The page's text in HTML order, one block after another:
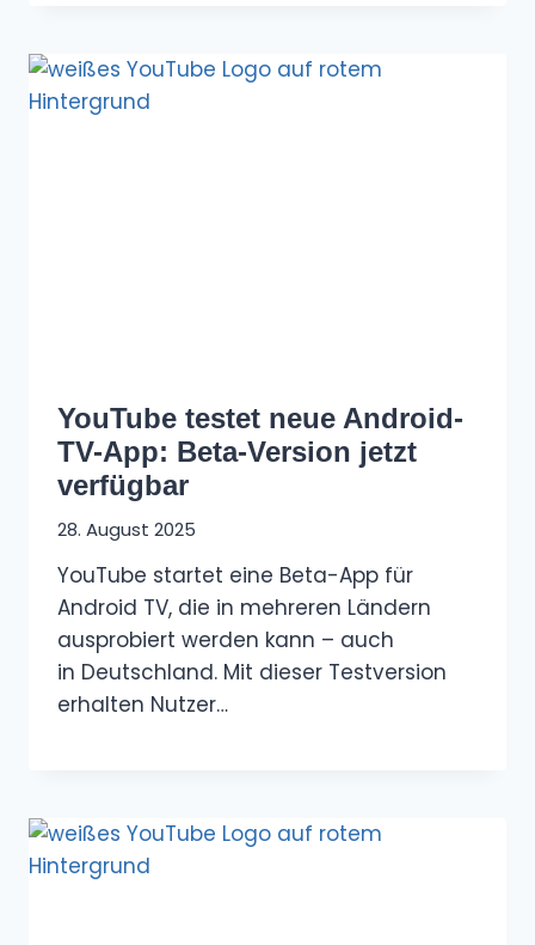
YouTube testet neue Android-
TV-App: Beta-Version jetzt
verfügbar
28. August 2025
YouTube startet eine Beta-App für
Android TV, die in mehreren Ländern
ausprobiert werden kann – auch
in Deutschland. Mit dieser Testversion
erhalten Nutzer…